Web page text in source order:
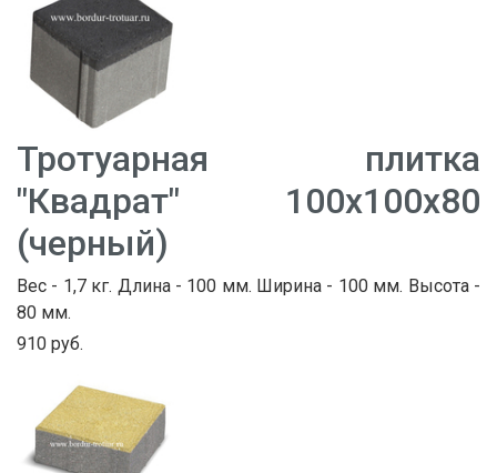
Тротуарная плитка
"Квадрат" 100х100х80
(черный)
Вес - 1,7 кг. Длина - 100 мм. Ширина - 100 мм. Высота -
80 мм.
910 руб.